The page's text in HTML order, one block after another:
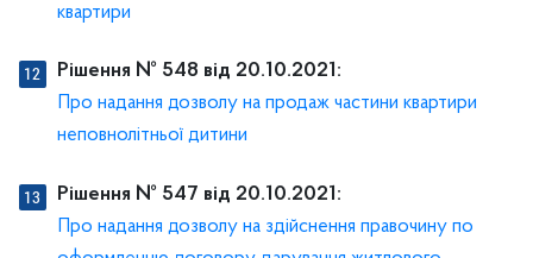
квартири
Рішення № 548 від 20.10.2021:
Про надання дозволу на продаж частини квартири
неповнолітньої дитини
Рішення № 547 від 20.10.2021:
Про надання дозволу на здійснення правочину по